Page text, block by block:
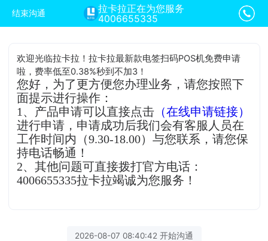
结束沟通
拉卡拉正在为您服务
4006655335
欢迎光临拉卡拉！拉卡拉最新款电签扫码POS机免费申请
啦，费率低至0.38%秒到不加3！
您好，为了更方便您办理业务，请您按照下
面提示进行操作：
1、产品申请可以直接点击 （在线申请链接）
进行申请，申请成功后我们会有客服人员在
工作时间内（9.30-18.00）与您联系，请您保
持电话畅通！
2、其他问题可直接拨打官方电话：
4006655335拉卡拉竭诚为您服务！
2026-08-07 08:40:42 开始沟通